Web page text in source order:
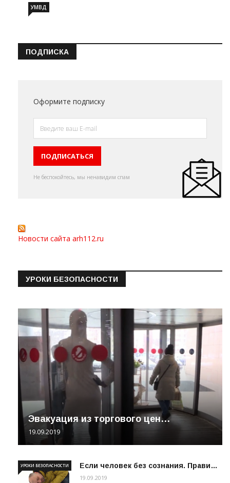
УМВД
ПОДПИСКА
Оформите подписку
Не беспокойтесь, мы ненавидим спам
Новости сайта arh112.ru
УРОКИ БЕЗОПАСНОСТИ
Эвакуация из торгового цен…
19.09.2019
Если человек без сознания. Прави…
УРОКИ БЕЗОПАСНОСТИ
19.09.2019